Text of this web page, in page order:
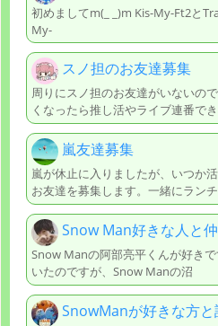
初めましてm(_ _)m Kis-My-Ft2と
My-
スノ担のお友達募集
周りにスノ担のお友達がいないの
くなったら推し活やライブ連番で
嵐友達募集
嵐が休止に入りましたが、いつか
お友達を募集します。一緒にラン
Snow Man好きな人と仲
Snow Manの阿部亮平くんが好き
いたのですが、Snow Manの沼
SnowManが好きな方と